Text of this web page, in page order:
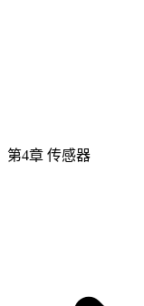
第4章 传感器